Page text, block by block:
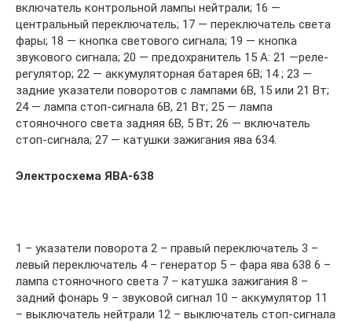
включатель контрольной лампы нейтрали; 16 —
центральный переключатель; 17 — переключатель света
фары; 18 — кнопка светового сигнала; 19 — кнопка
звукового сигнала; 20 — предохранитель 15 А: 21 —реле-
регулятор; 22 — аккумуляторная батарея 6В; 14 ; 23 —
задние указатели поворотов с лампами 6В, 15 или 21 Вт;
24 — лампа стоп-сигнала 6В, 21 Вт; 25 — лампа
стояночного света задняя 6В, 5 Вт; 26 — включатель
стоп-сигнала; 27 — катушки зажигания ява 634.
Электросхема ЯВА-638
1 – указатели поворота 2 – правый переключатель 3 –
левый переключатель 4 – генератор 5 – фара ява 638 6 –
лампа стояночного света 7 – катушка зажигания 8 –
задний фонарь 9 – звуковой сигнал 10 – аккумулятор 11
– выключатель нейтрали 12 – выключатель стоп-сигнала